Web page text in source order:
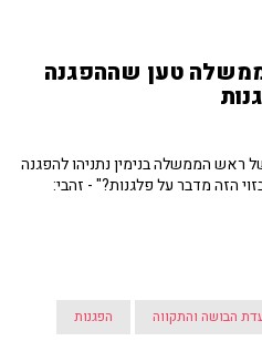
טען שההפגנה
ראש הממשלה בנימין נתניהו להפגנה
הזה מדבר על פלגנות?" - זהבי:
הבושה והתקווה הפגנות